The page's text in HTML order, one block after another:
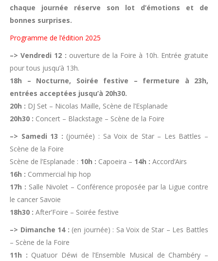
chaque journée réserve son lot d’émotions et de
bonnes surprises.
Programme de l’édition 2025
–> Vendredi 12 : ouverture de la Foire à 10h. Entrée gratuite
pour tous jusqu’à 13h.
18h – Nocturne, Soirée festive – fermeture à 23h,
entrées acceptées jusqu’à 20h30.
20h : DJ Set – Nicolas Maille, Scène de l’Esplanade
20h30 : Concert – Blackstage – Scène de la Foire
–> Samedi 13 : (journée) : Sa Voix de Star – Les Battles –
Scène de la Foire
Scène de l’Esplanade : 10h : Capoeira – 14h : Accord’Airs
16h : Commercial hip hop
17h : Salle Nivolet – Conférence proposée par la Ligue contre
le cancer Savoie
18h30 : After’Foire – Soirée festive
–> Dimanche 14 : (en journée) : Sa Voix de Star – Les Battles
– Scène de la Foire
11h : Quatuor Déwi de l’Ensemble Musical de Chambéry –